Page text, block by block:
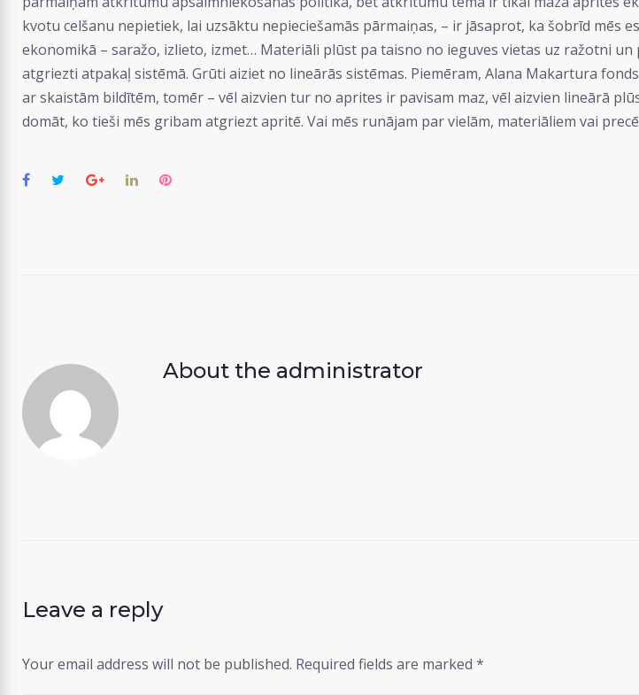
kvotu celšanu nepietiek, lai uzsāktu nepieciešamās pārmaiņas, – ir jāsaprot, ka šobrīd
ekonomikā – saražo, izlieto, izmet… Materiāli plūst pa taisno no ieguves vietas uz ražotni
atgriezti atpakaļ sistēmā. Grūti aiziet no lineārās sistēmas. Piemēram, Alana Makartura
ar skaistām bildītēm, tomēr – vēl aizvien tur no aprites ir pavisam maz, vēl aizvien lineārā
domāt, ko tieši mēs gribam atgriezt apritē. Vai mēs runājam par vielām, materiāliem vai
Facebook
TwitterGoogle+LinkedInPinterest
About the administrator
Leave a reply
Your email address will not be published. Required fields are marked *